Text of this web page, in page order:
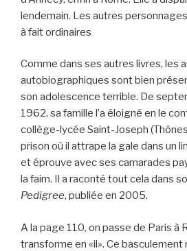
lendemain. Les autres
à fait ordinaires
Comme dans ses autres livres, les
autobiographiques sont bien
son adolescence terrible. De
1962, sa famille l’a éloigné en le
collège-lycée Saint-Joseph
prison où il attrape la gale dans un
et éprouve avec ses camarades
la faim. Il a raconté tout cela dans
Pedigree, publiée en 2005.
A la page 110, on passe de Paris à
transforme en «il». Ce basculement